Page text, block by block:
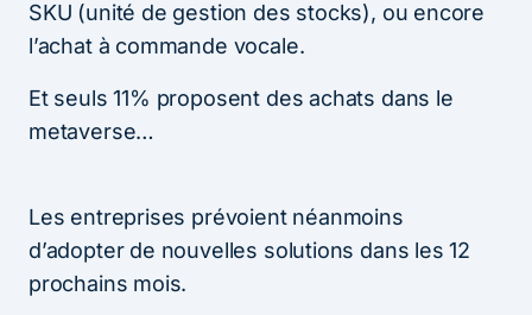
SKU (unité de gestion des stocks), ou encore
l’achat à commande vocale.
Et seuls 11% proposent des achats dans le
metaverse…
Les entreprises prévoient néanmoins
d’adopter de nouvelles solutions dans les 12
prochains mois.